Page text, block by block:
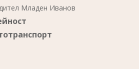
Младен Иванов